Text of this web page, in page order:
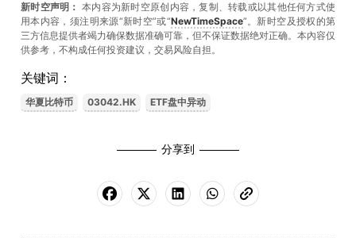
新时空声明： 本内容为新时空原创内容，复制、转载或以其他任何方式使
用本内容，须注明来源“新时空”或“NewTimeSpace”。新时空及授权的第
三方信息提供者竭力确保数据准确可靠，但不保证数据绝对正确。本內容仅
供参考，不构成任何投资建议，交易风险自担。
关键词：
华夏比特币 03042.HK ETF盘中异动
分享到